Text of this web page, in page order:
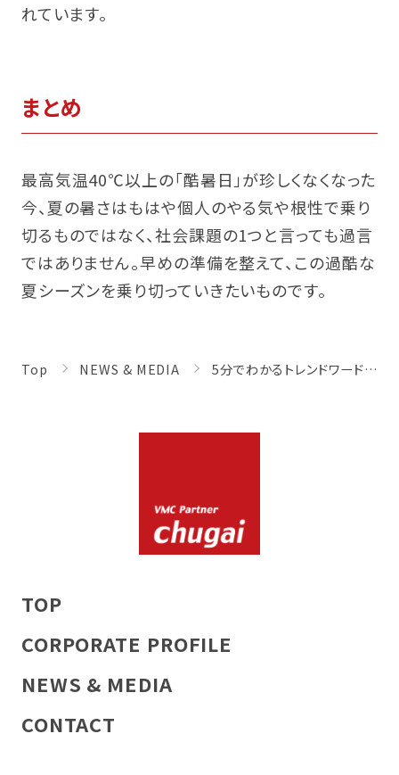
れています。
まとめ
最高気温40℃以上の「酷暑日」が珍しくなくなった
今、夏の暑さはもはや個人のやる気や根性で乗り
切るものではなく、社会課題の1つと言っても過言
ではありません。早めの準備を整えて、この過酷な
夏シーズンを乗り切っていきたいものです。
Top NEWS & MEDIA 5分でわかるトレンドワード 酷暑対策
TOP
CORPORATE PROFILE
NEWS & MEDIA
CONTACT